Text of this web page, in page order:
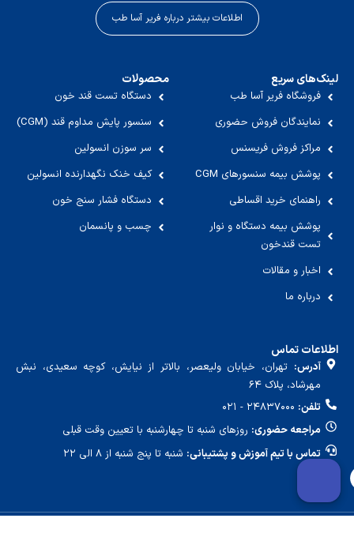
اطلاعات بیشتر درباره فریر آسا طب
لینک‌های سریع
فروشگاه فریر آسا طب
نمایندگان فروش حضوری
مراکز فروش فریسنس
پوشش بیمه سنسورهای CGM
راهنمای خرید اقساطی
پوشش بیمه دستگاه و نوار
تست قندخون
اخبار و مقالات
درباره ما
محصولات
دستگاه تست قند خون
سنسور پایش مداوم قند (CGM)
سر سوزن انسولین
کیف خنک نگهدارنده انسولین
دستگاه فشار سنج خون
چسب و پانسمان
اطلاعات تماس
آدرس: تهران، خیابان ولیعصر، بالاتر از نیایش، کوچه سعیدی، نبش
مهرشاد، پلاک ۶۴
تلفن:
مراجعه حضوری: روزهای شنبه تا چهارشنبه با تعیین وقت قبلی
تماس با تیم آموزش و پشتیبانی: شنبه تا پنج شنبه از ۸ الی ۲۲